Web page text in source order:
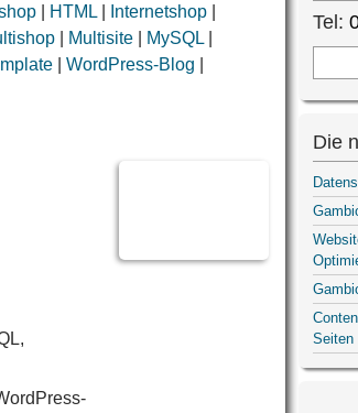
HTML Internetshop
Multisite MySQL
|WordPress-Blog
Tel:
Die
Seiten